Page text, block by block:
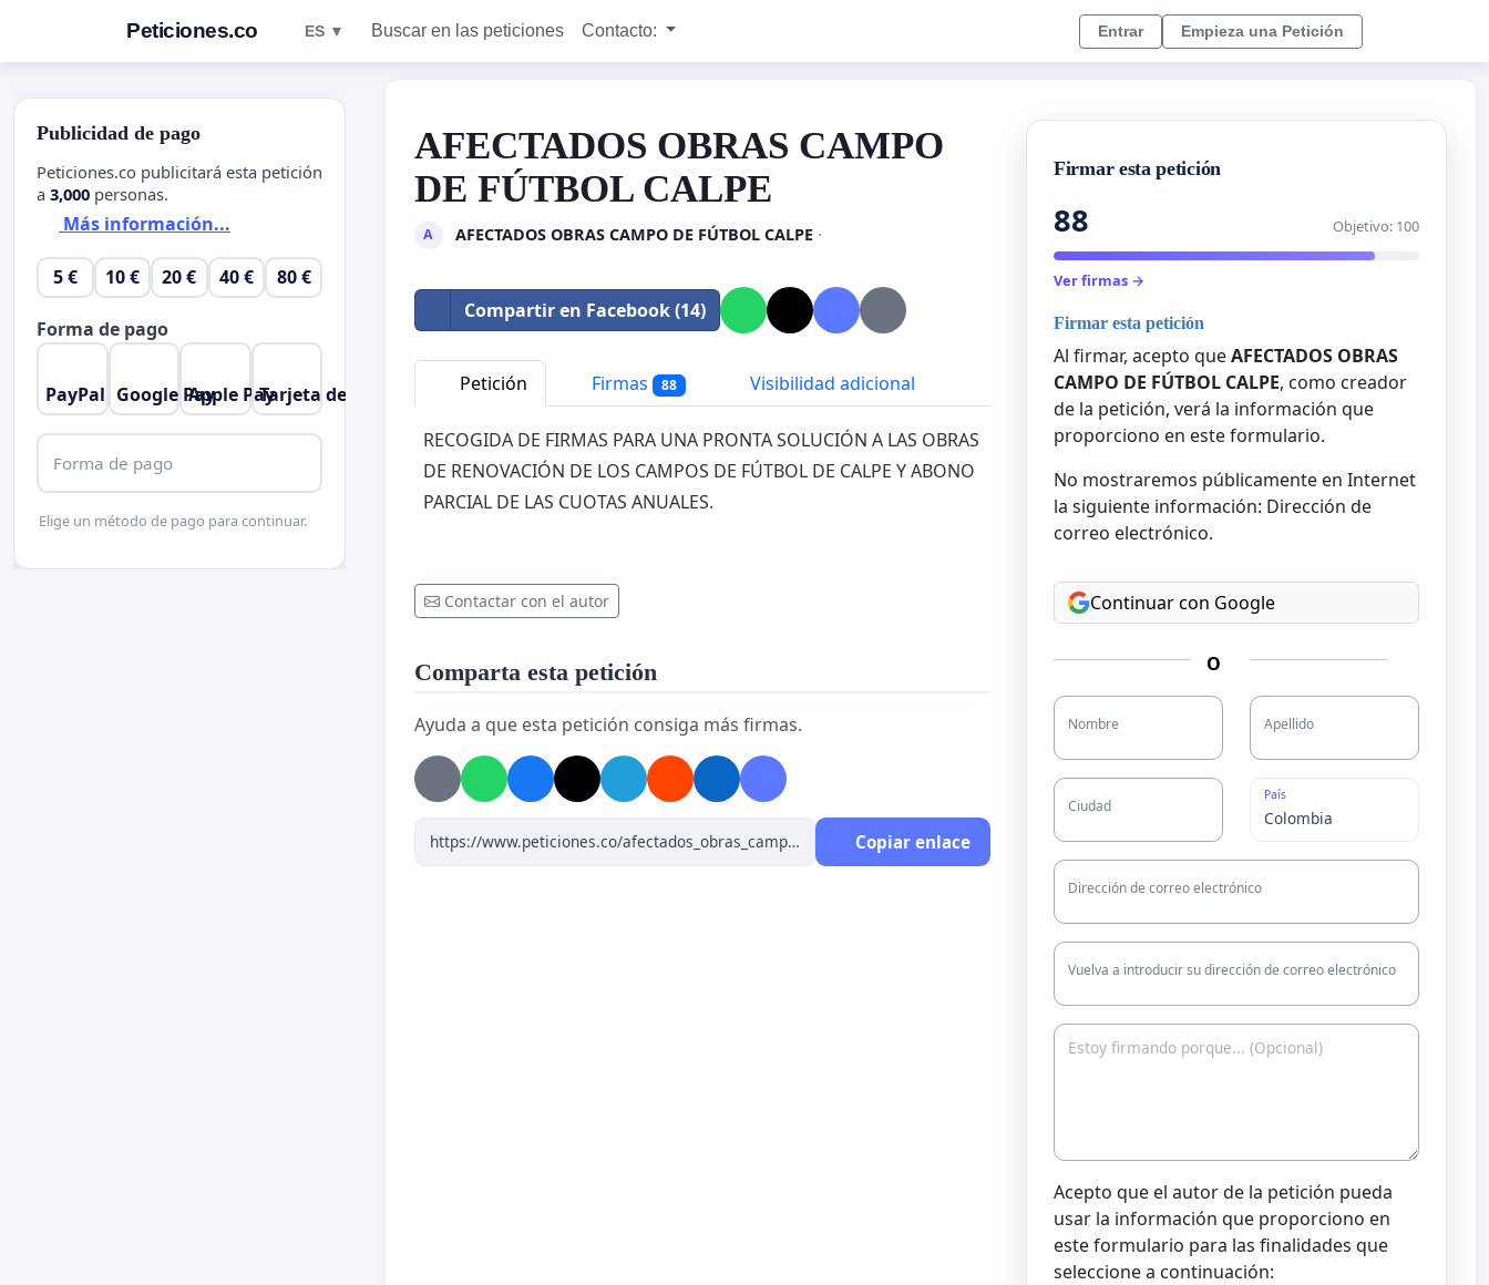
Peticiones.co ES ▼ Buscar en las peticiones Contacto: Entrar Empieza una Petición
AFECTADOS OBRAS CAMPO
DE FÚTBOL CALPE
A AFECTADOS OBRAS CAMPO DE FÚTBOL CALPE·
Compartir en Facebook (14)
Petición Firmas 88 Visibilidad adicional
RECOGIDA DE FIRMAS PARA UNA PRONTA SOLUCIÓN A LAS OBRAS
DE RENOVACIÓN DE LOS CAMPOS DE FÚTBOL DE CALPE Y ABONO
PARCIAL DE LAS CUOTAS ANUALES.
Contactar con el autor
Comparta esta petición
Ayuda a que esta petición consiga más firmas.
Copiar enlace
Firmar esta petición
88 Objetivo: 100
Ver firmas →
Firmar esta petición
Al firmar, acepto queAFECTADOS OBRAS
CAMPO DE FÚTBOL CALPE, como creador
de la petición, verá la información que
proporciono en este formulario.
No mostraremos públicamente en Internet
la siguiente información: Dirección de
correo electrónico.
Continuar con Google
O
Nombre Apellido
Ciudad
País
Dirección de correo electrónico
Vuelva a introducir su dirección de correo electrónico
Acepto que el autor de la petición pueda
usar la información que proporciono en
este formulario para las finalidades que
seleccione a continuación:
Publicidad de pago
Peticiones.co publicitará esta petición
a 3,000 personas.
Más información...
5 € 10 € 20 € 40 € 80 €
Forma de pago
PayPal Google PayApple PayTarjeta de crédito
Forma de pago
Elige un método de pago para continuar.